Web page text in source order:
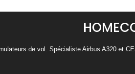
de vol. Spécialiste Airbus A320 et